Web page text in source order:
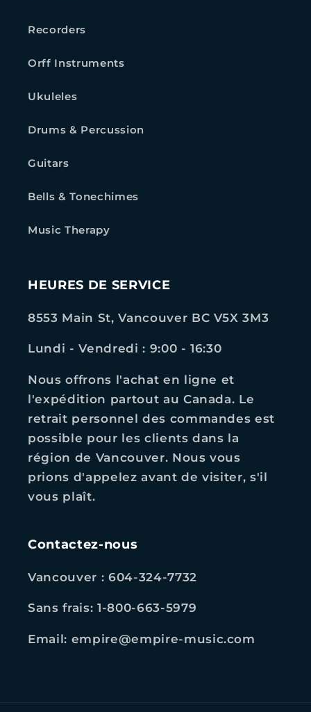
Recorders
Orff Instruments
Ukuleles
Drums & Percussion
Guitars
Bells & Tonechimes
Music Therapy
HEURES DE SERVICE
8553 Main St, Vancouver BC V5X 3M3
Lundi - Vendredi : 9:00 - 16:30
Nous offrons l'achat en ligne et
l'expédition partout au Canada. Le
retrait personnel des commandes est
possible pour les clients dans la
région de Vancouver. Nous vous
prions d'appelez avant de visiter, s'il
vous plaît.
Contactez-nous
Vancouver : 604-324-7732
Sans frais: 1-800-663-5979
Email: empire@empire-music.com